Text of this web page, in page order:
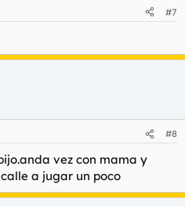
#7
#8
vez con mama y
a jugar un poco